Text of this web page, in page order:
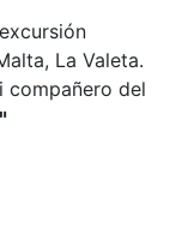
La Valeta.
compañero del